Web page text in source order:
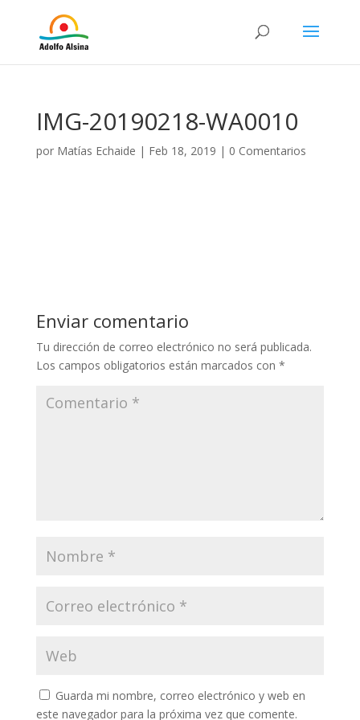
IMG-20190218-WA0010
por Matías Echaide | Feb 18, 2019 | 0 Comentarios
Enviar comentario
Tu dirección de correo electrónico no será publicada.
Los campos obligatorios están marcados con *
Guarda mi nombre, correo electrónico y web en
este navegador para la próxima vez que comente.